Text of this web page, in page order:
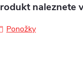
naleznete
Ponožky